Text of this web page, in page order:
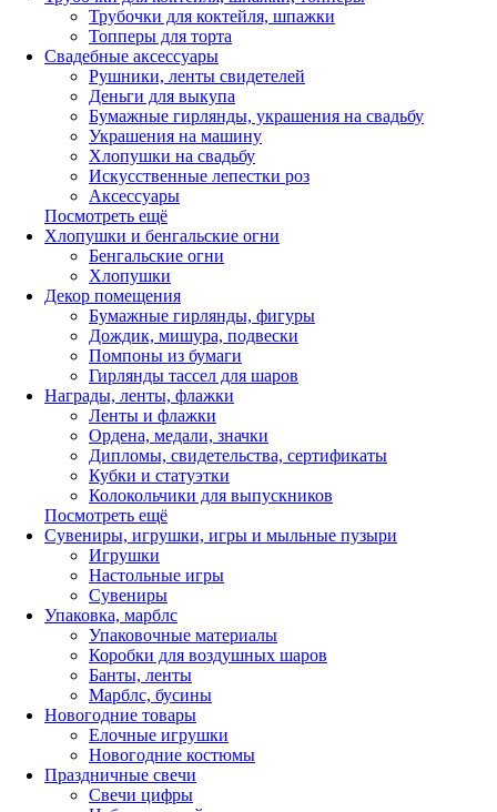
Трубочки для коктейля, шпажки
Топперы для торта
Свадебные аксессуары
Рушники, ленты свидетелей
Деньги для выкупа
Бумажные гирлянды, украшения на свадьбу
Украшения на машину
Хлопушки на свадьбу
Искусственные лепестки роз
Аксессуары
Посмотреть ещё
Хлопушки и бенгальские огни
Бенгальские огни
Хлопушки
Декор помещения
Бумажные гирлянды, фигуры
Дождик, мишура, подвески
Помпоны из бумаги
Гирлянды тассел для шаров
Награды, ленты, флажки
Ленты и флажки
Ордена, медали, значки
Дипломы, свидетельства, сертификаты
Кубки и статуэтки
Колокольчики для выпускников
Посмотреть ещё
Сувениры, игрушки, игры и мыльные пузыри
Игрушки
Настольные игры
Сувениры
Упаковка, марблс
Упаковочные материалы
Коробки для воздушных шаров
Банты, ленты
Марблс, бусины
Новогодние товары
Елочные игрушки
Новогодние костюмы
Праздничные свечи
Свечи цифры